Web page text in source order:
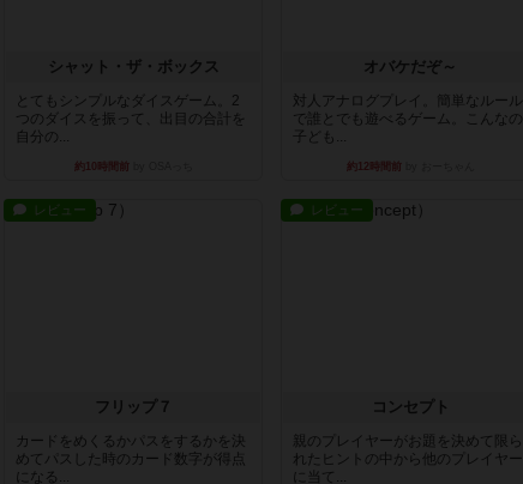
シャット・ザ・ボックス
とてもシンプルなダイスゲーム。2
つのダイスを振って、出目の合計を
自分の...
約10時間前
オバケだぞ～
対人アナログプレイ。簡単なルール
で誰とでも遊べるゲーム。こんなの
子ども...
約12時間前
レビュー
フリップ７
カードをめくるかパスをするかを決
めてパスした時のカード数字が得点
になる...
レビュー
コンセプト
親のプレイヤーがお題を決めて限ら
れたヒントの中から他のプレイヤー
に当て...